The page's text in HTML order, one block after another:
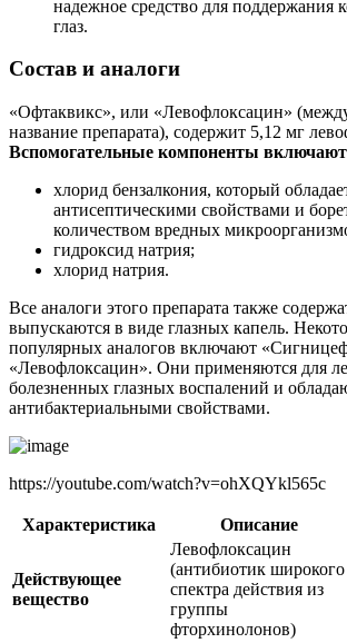
надежное средство для поддержания
глаз.
Состав и аналоги
«Офтаквикс», или «Левофлоксацин»
название препарата), содержит 5,12 мг
Вспомогательные компоненты
хлорид бензалкония, который
антисептическими свойствами и
количеством вредных
гидроксид натрия;
хлорид натрия.
Все аналоги этого препарата также
выпускаются в виде глазных капель.
популярных аналогов включают
«Левофлоксацин». Они применяются для
болезненных глазных воспалений и
антибактериальными свойствами.
https://youtube.com/watch?v=ohXQYkl565c
Характеристика Описание
Действующее
вещество
Левофлоксацин
(антибиотик широкого
спектра действия из
группы
фторхинолонов)